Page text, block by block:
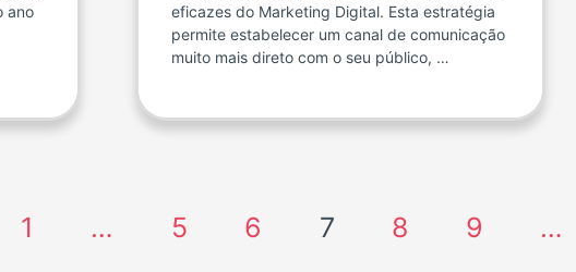
ano
eficazes do Marketing Digital. Esta estratégia
permite estabelecer um canal de comunicação
muito mais direto com o seu público, …
1 … 5 6 7 8 9 …